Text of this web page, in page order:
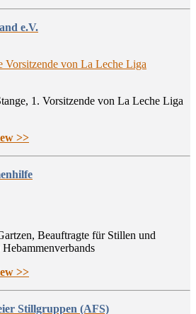
e.V.
1. Vorsitzende von La Leche Liga
>>
Beauftragte für Stillen und
>>
Stillgruppen (AFS)